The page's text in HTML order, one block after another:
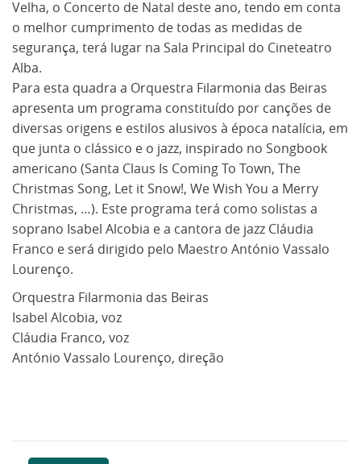
Velha, o Concerto de Natal deste ano, tendo em conta
o melhor cumprimento de todas as medidas de
segurança, terá lugar na Sala Principal do Cineteatro
Alba.
Para esta quadra a Orquestra Filarmonia das Beiras
apresenta um programa constituído por canções de
diversas origens e estilos alusivos à época natalícia, em
que junta o clássico e o jazz, inspirado no Songbook
americano (Santa Claus Is Coming To Town, The
Christmas Song, Let it Snow!, We Wish You a Merry
Christmas, …). Este programa terá como solistas a
soprano Isabel Alcobia e a cantora de jazz Cláudia
Franco e será dirigido pelo Maestro António Vassalo
Lourenço.
Orquestra Filarmonia das Beiras
Isabel Alcobia, voz
Cláudia Franco, voz
António Vassalo Lourenço, direção